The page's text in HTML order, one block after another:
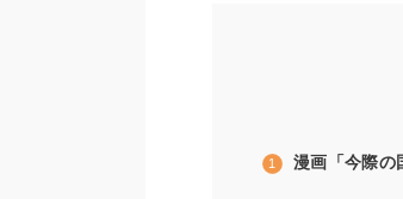
漫画「今際の